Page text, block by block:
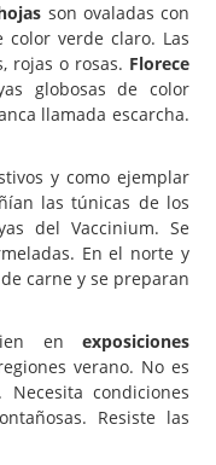
son ovaladas con
verde claro. Las
rojas o rosas. Florece
globosas de color
llamada escarcha.
y como ejemplar
las túnicas de los
del Vaccinium. Se
En el norte y
carne y se preparan
en exposiciones
verano. No es
condiciones
Resiste las